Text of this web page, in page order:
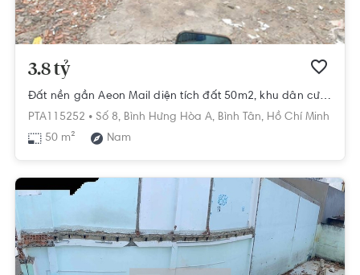
3.8 tỷ
Đất nền gần Aeon Mail diện tích đất 50m2, khu dân cư hiện hữu.
PTA115252 • Số 8, Bình Hưng Hòa A, Bình Tân, Hồ Chí Minh
50 m²
Nam